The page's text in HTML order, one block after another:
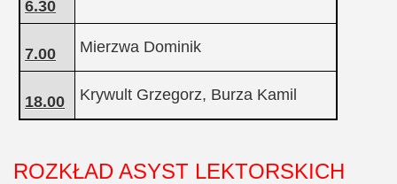
6.30
7.00 Mierzwa Dominik
18.00 Krywult Grzegorz, Burza Kamil
ROZKŁAD ASYST LEKTORSKICH